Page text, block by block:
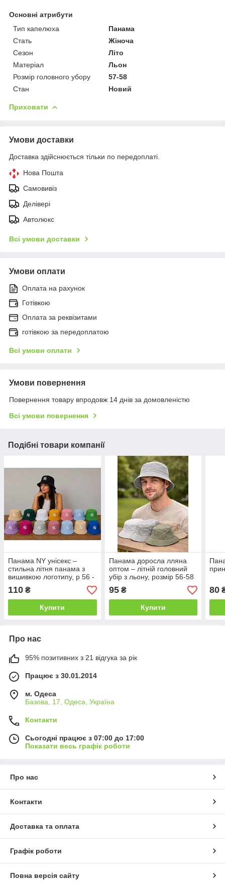
Основні атрибути
Тип капелюха
Панама
Стать
Жіноча
Сезон
Літо
Матеріал
Льон
Розмір головного убору
57-58
Стан
Новий
Приховати
Умови доставки
Доставка здійснюється тільки по передоплаті.
Нова Пошта
Самовивіз
Делівері
Автолюкс
Всі умови доставки
Умови оплати
Оплата на рахунок
Готівкою
Оплата за реквізитами
готівкою за передоплатою
Всі умови оплати
Умови повернення
Повернення товару впродовж 14 днів за домовленістю
Всі умови повернення
Подібні товари компанії
Панама NY унісекс –
стильна літня панама з
вишивкою логотипу, р 56 -
58 гуртом
110 ₴
Купити
Панама доросла лляна
оптом – літній головний
убір з льону, розмір 56-58
95₴
Купити
80
Про нас
95% позитивних з 21 відгука за рік
Працює з 30.01.2014
м. Одеса
Базова, 17, Одеса, Україна
Контакти
Сьогодні працює з 07:00 до 17:00
Показати весь графік роботи
Про нас
Контакти
Доставка та оплата
Графік роботи
Повна версія сайту